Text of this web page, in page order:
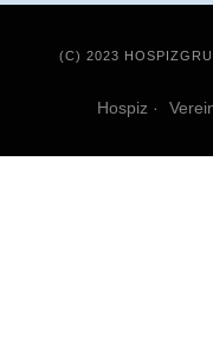
Hospiz
(C) 2023